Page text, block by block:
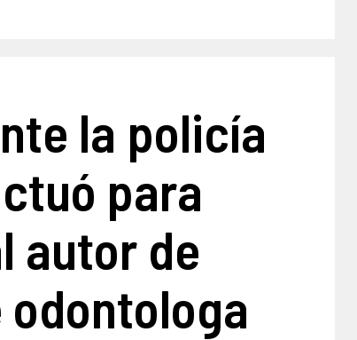
la policía
para
autor de